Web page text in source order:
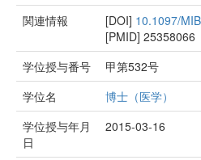
関連情報
[DOI] 10.1097/
[PMID] 25358066
学位授与番号
甲第532号
学位名
博士（医学）
学位授与年月
日
2015-03-16